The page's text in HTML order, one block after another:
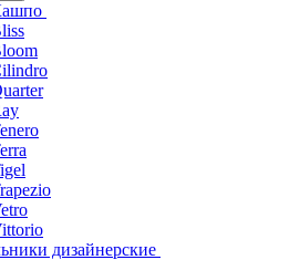
дизайнерские